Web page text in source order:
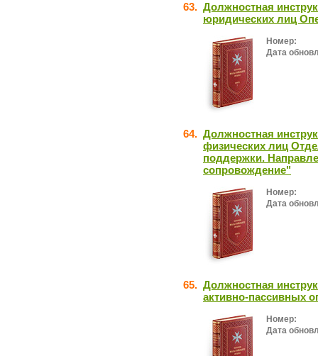
63. Должностная
юридических лиц
Номер:
Дата
64. Должностная
физических лиц
поддержки.
сопровождение"
Номер:
Дата
65. Должностная
активно-пассивных
Номер:
Дата